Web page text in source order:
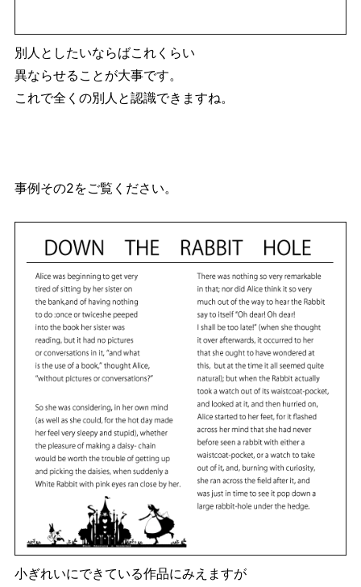
別人としたいならばこれくらい
異ならせることが大事です。
これで全くの別人と認識できますね。
事例その2をご覧ください。
小ぎれいにできている作品にみえますが